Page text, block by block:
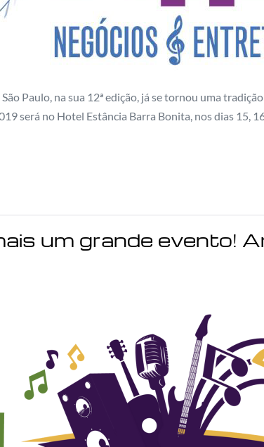
Paulo, na sua 12ª edição, já se tornou uma
será no Hotel Estância Barra Bonita, nos dias 15,
um grande evento!